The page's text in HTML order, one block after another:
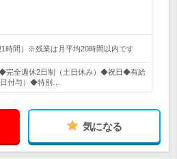
1時間）※残業は月平均20時間以内です
完全週休2日制（土日休み）◆祝日◆有給
付与）◆特別…
気になる